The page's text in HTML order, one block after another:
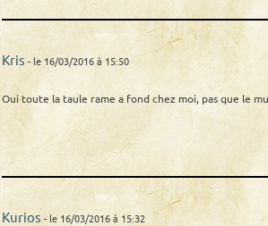
Kris - le 16/03/2016 à 15:50
Oui toute la taule rame a fond chez moi, pas que le
Kurios - le 16/03/2016 à 15:32